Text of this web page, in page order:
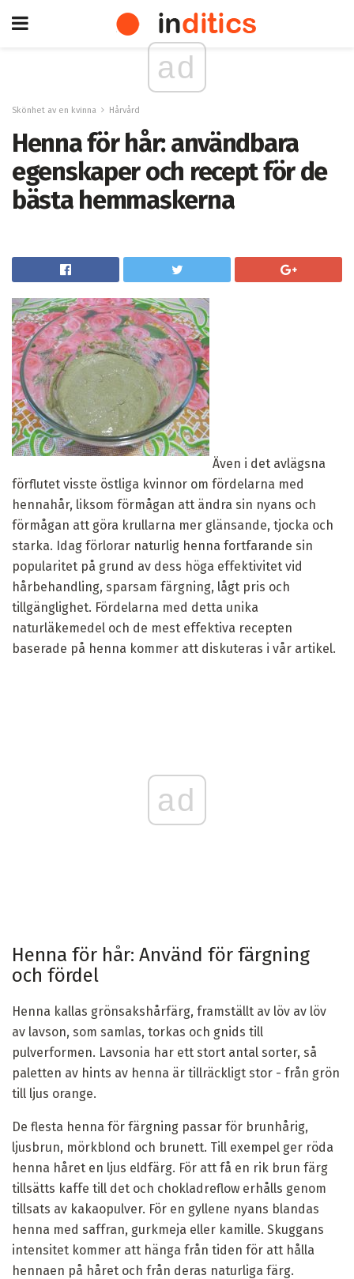
ad
Skönhet av en kvinna Hårvård
Henna för hår: användbara
egenskaper och recept för de
bästa hemmaskerna
Även i det avlägsna
förflutet visste östliga kvinnor om fördelarna med
hennahår, liksom förmågan att ändra sin nyans och
förmågan att göra krullarna mer glänsande, tjocka och
starka. Idag förlorar naturlig henna fortfarande sin
popularitet på grund av dess höga effektivitet vid
hårbehandling, sparsam färgning, lågt pris och
tillgänglighet. Fördelarna med detta unika
naturläkemedel och de mest effektiva recepten
baserade på henna kommer att diskuteras i vår artikel.
ad
Henna för hår: Använd för färgning
och fördel
Henna kallas grönsakshårfärg, framställt av löv av löv
av lavson, som samlas, torkas och gnids till
pulverformen. Lavsonia har ett stort antal sorter, så
paletten av hints av henna är tillräckligt stor - från grön
till ljus orange.
De flesta henna för färgning passar för brunhårig,
ljusbrun, mörkblond och brunett. Till exempel ger röda
henna håret en ljus eldfärg. För att få en rik brun färg
tillsätts kaffe till det och chokladreflow erhålls genom
tillsats av kakaopulver. För en gyllene nyans blandas
henna med saffran, gurkmeja eller kamille. Skuggans
intensitet kommer att hänga från tiden för att hålla
hennaen på håret och från deras naturliga färg.